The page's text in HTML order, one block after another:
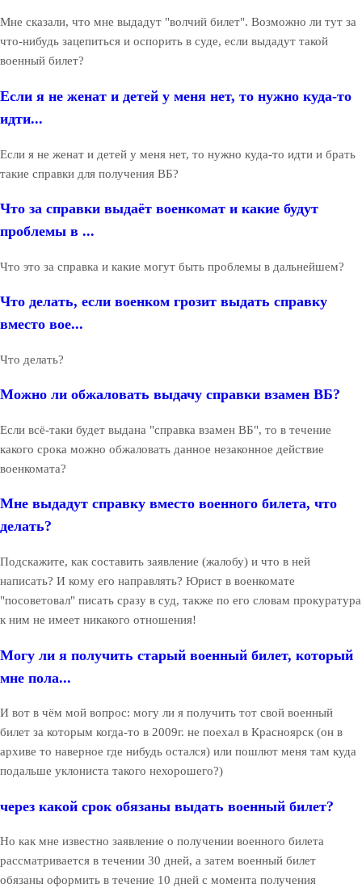
Мне сказали, что мне выдадут "волчий билет". Возможно ли тут за
что-нибудь зацепиться и оспорить в суде, если выдадут такой
военный билет?
Если я не женат и детей у меня нет, то нужно куда-то
идти...
Если я не женат и детей у меня нет, то нужно куда-то идти и брать
такие справки для получения ВБ?
Что за справки выдаёт военкомат и какие будут
проблемы в ...
Что это за справка и какие могут быть проблемы в дальнейшем?
Что делать, если военком грозит выдать справку
вместо вое...
Что делать?
Можно ли обжаловать выдачу справки взамен ВБ?
Если всё-таки будет выдана "справка взамен ВБ", то в течение
какого срока можно обжаловать данное незаконное действие
военкомата?
Мне выдадут справку вместо военного билета, что
делать?
Подскажите, как составить заявление (жалобу) и что в ней
написать? И кому его направлять? Юрист в военкомате
"посоветовал" писать сразу в суд, также по его словам прокуратура
к ним не имеет никакого отношения!
Могу ли я получить старый военный билет, который
мне пола...
И вот в чём мой вопрос: могу ли я получить тот свой военный
билет за которым когда-то в 2009г. не поехал в Красноярск (он в
архиве то наверное где нибудь остался) или пошлют меня там куда
подальше уклониста такого нехорошего?)
через какой срок обязаны выдать военный билет?
Но как мне известно заявление о получении военного билета
рассматривается в течении 30 дней, а затем военный билет
обязаны оформить в течение 10 дней с момента получения